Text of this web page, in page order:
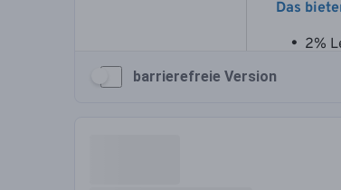
barrierefreie Version